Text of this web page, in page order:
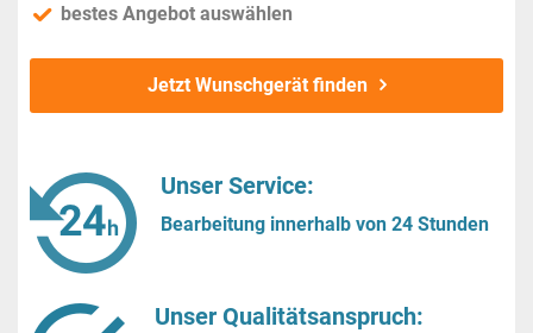
bestes Angebot auswählen
Jetzt Wunschgerät finden
Unser Service:
Bearbeitung innerhalb von 24 Stunden
Unser Qualitätsanspruch: